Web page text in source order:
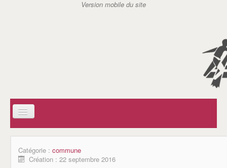
AIDE A DOMICILE EN MILIEU RURAL (ADMR)
CENTRE COMMUNAL D'ACTION SOCIAL (CCAS)
Catégorie : commune
Création : 22 septembre 2016